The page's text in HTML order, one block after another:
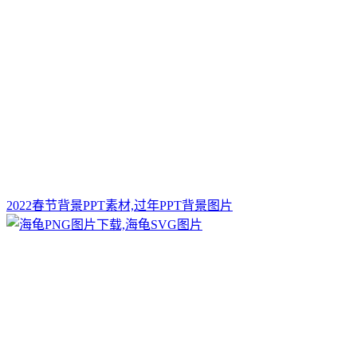
2022春节背景PPT素材,过年PPT背景图片